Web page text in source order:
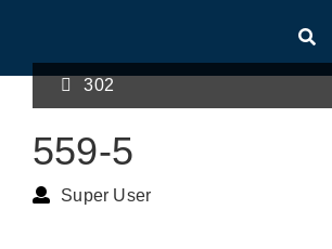
302
559-5
Super User